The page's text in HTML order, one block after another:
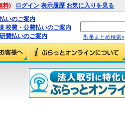
料) ログイン 表示履歴 お気に入りを見る
いのご案内
校費・公費払いのご案内
費払いのご案内
型番まとめ検索»